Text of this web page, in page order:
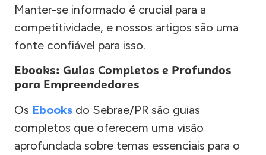
Manter-se informado é crucial para a
competitividade, e nossos artigos são uma
fonte confiável para isso.
Ebooks: Guias Completos e Profundos
para Empreendedores
Os Ebooks do Sebrae/PR são guias
completos que oferecem uma visão
aprofundada sobre temas essenciais para o